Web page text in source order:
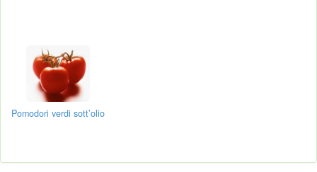
Pomodori verdi sott’olio